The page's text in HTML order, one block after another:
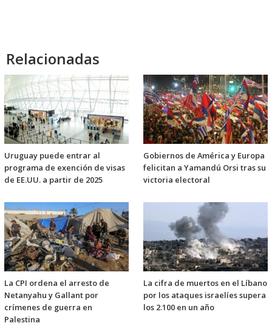
Relacionadas
Uruguay puede entrar al
programa de exención de visas
de EE.UU. a partir de 2025
Gobiernos de América y Europa
felicitan a Yamandú Orsi tras su
victoria electoral
La CPI ordena el arresto de
Netanyahu y Gallant por
crímenes de guerra en
Palestina
La cifra de muertos en el Líbano
por los ataques israelíes supera
los 2.100 en un año